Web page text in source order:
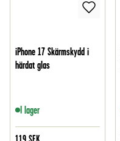
iPhone 17 Skärmskydd i
härdat glas
I lager